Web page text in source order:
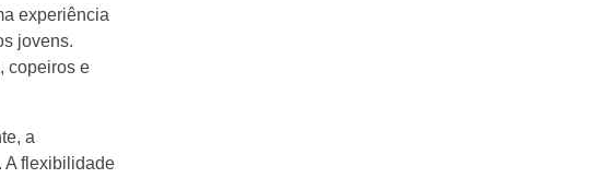
experiência
jovens.
copeiros e
a
A flexibilidade